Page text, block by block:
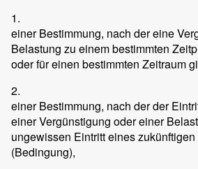
1.
einer Bestimmung, nach der eine
Belastung zu einem bestimmten
oder für einen bestimmten Zeitraum
2.
einer Bestimmung, nach der der
einer Vergünstigung oder einer
ungewissen Eintritt eines
(Bedingung),